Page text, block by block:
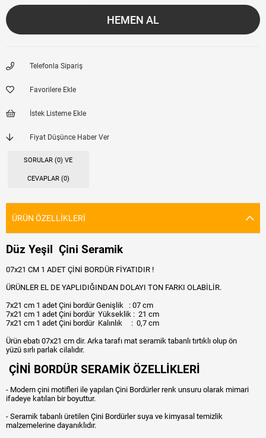
Telefonla Sipariş
Favorilere Ekle
İstek Listeme Ekle
Fiyat Düşünce Haber Ver
SORULAR (0) VE
CEVAPLAR (0)
ÜRÜN ÖZELLIKLERI
Düz Yeşil Çini Seramik
07x21 CM 1 ADET ÇİNİ BORDÜR FİYATIDIR !
ÜRÜNLER EL DE YAPLIDIĞINDAN DOLAYI TON FARKI OLABİLİR.
7x21 cm 1 adet Çini bordür Genişlik : 07 cm
7x21 cm 1 adet Çini bordür Yükseklik : 21 cm
7x21 cm 1 adet Çini bordür Kalınlık : 0,7 cm
Ürün ebatı 07x21 cm dir. Arka tarafı mat seramik tabanlı tırtıklı olup ön
yüzü sırlı parlak cilalıdır.
ÇİNİ BORDÜR SERAMİK ÖZELLİKLERİ
- Modern çini motifleri ile yapılan Çini Bordürler renk unsuru olarak mimari
ifadeye katılan bir boyuttur.
- Seramik tabanlı üretilen Çini Bordürler suya ve kimyasal temizlik
malzemelerine dayanıklıdır.